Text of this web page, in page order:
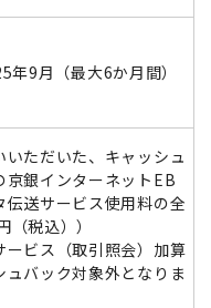
9月（最大6か月間）
いただいた、キャッシュ
京銀インターネットEB
伝送サービス使用料の全
税込））
ビス（取引照会）加算
バック対象外となりま